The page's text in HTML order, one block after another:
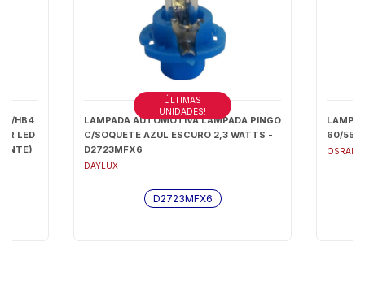
HB4
LED
LAMPADA AUTOMOTIVA LAMPADA PINGO
C/SOQUETE AZUL ESCURO 2,3 WATTS -
D2723MFX6
DAYLUX
ÚLTIMAS
UNIDADES!
D2723MFX6
60/
OSRAM